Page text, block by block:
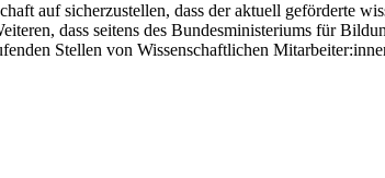
auf sicherzustellen, dass der aktuell geförderte
dass seitens des Bundesministeriums für
Stellen von Wissenschaftlichen